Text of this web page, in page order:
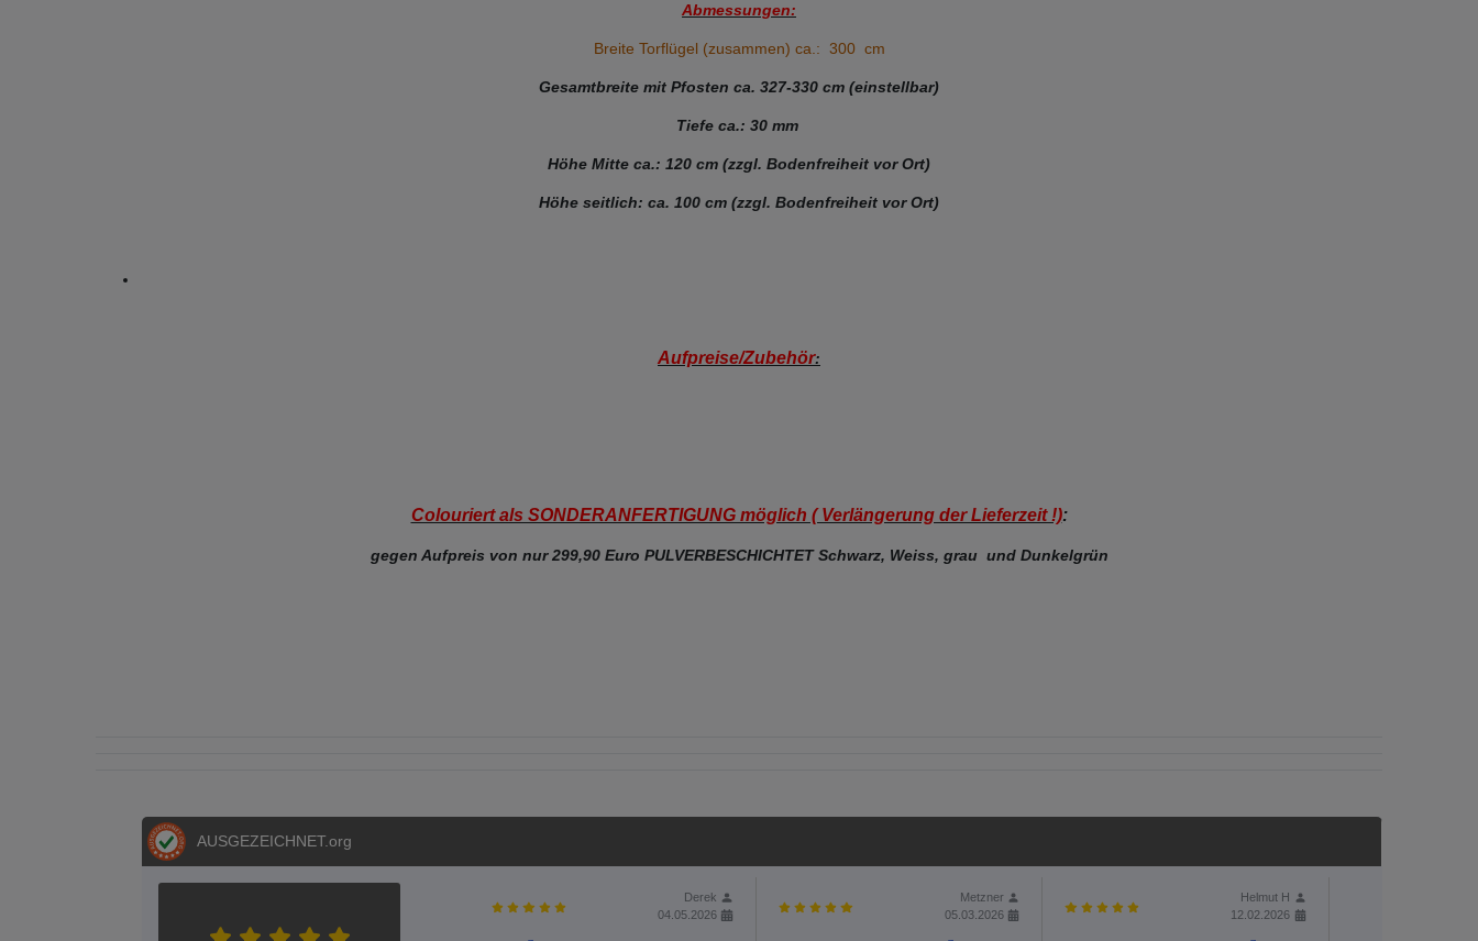
Abmessungen:
Breite Torflügel (zusammen) ca.: 300 cm
Gesamtbreite mit Pfosten ca. 327-330 cm (einstellbar)
Tiefe ca.: 30 mm
Höhe Mitte ca.: 120 cm (zzgl. Bodenfreiheit vor Ort)
Höhe seitlich: ca. 100 cm (zzgl. Bodenfreiheit vor Ort)
Aufpreise/Zubehör:
Colouriert als SONDERANFERTIGUNG möglich ( Verlängerung der Lieferzeit !):
gegen Aufpreis von nur 299,90 Euro PULVERBESCHICHTET Schwarz, Weiss, grau und Dunkelgrün
AUSGEZEICHNET.org
Derek
04.05.2026
Metzner
05.03.2026
Helmut H
12.02.2026